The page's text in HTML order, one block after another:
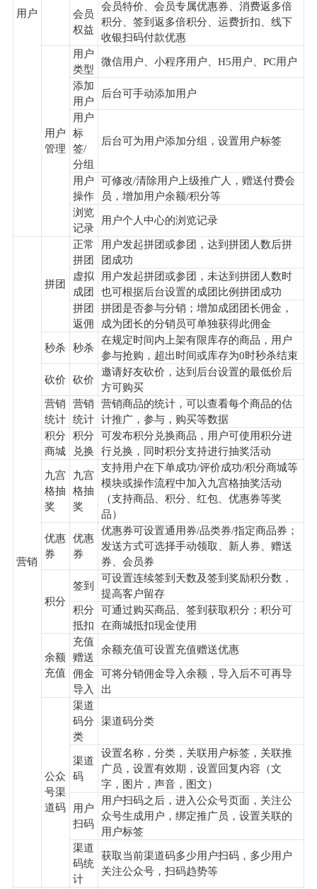
用户
会员
权益
会员特价、会员专属优惠券、消费返多倍
积分、签到返多倍积分、运费折扣、线下
收银扫码付款优惠
用户
管理
用户
类型
微信用户、小程序用户、H5用户、PC用户
添加
用户
后台可手动添加用户
用户
标
签/
分组
后台可为用户添加分组，设置用户标签
用户
操作
可修改/清除用户上级推广人，赠送付费会
员，增加用户余额/积分等
浏览
记录
用户个人中心的浏览记录
营销
拼团
正常
拼团
用户发起拼团或参团，达到拼团人数后拼
团成功
虚拟
成团
用户发起拼团或参团，未达到拼团人数时
也可根据后台设置的成团比例拼团成功
拼团
返佣
拼团是否参与分销；增加成团团长佣金，
成为团长的分销员可单独获得此佣金
秒杀 秒杀
在规定时间内上架有限库存的商品，用户
参与抢购，超出时间或库存为0时秒杀结束
砍价 砍价
邀请好友砍价，达到后台设置的最低价后
方可购买
营销
统计
营销
统计
营销商品的统计，可以查看每个商品的估
计推广，参与，购买等数据
积分
商城
积分
兑换
可发布积分兑换商品，用户可使用积分进
行兑换，同时积分支持进行抽奖活动
九宫
格抽
奖
九宫
格抽
奖
支持用户在下单成功/评价成功/积分商城等
模块或操作流程中加入九宫格抽奖活动
（支持商品、积分、红包、优惠券等奖
品）
优惠
券
优惠
券
优惠券可设置通用券/品类券/指定商品券；
发送方式可选择手动领取、新人券、赠送
券、会员券
积分
签到
可设置连续签到天数及签到奖励积分数，
提高客户留存
积分
抵扣
可通过购买商品、签到获取积分；积分可
在商城抵扣现金使用
余额
充值
充值
赠送
余额充值可设置充值赠送优惠
佣金
导入
可将分销佣金导入余额，导入后不可再导
出
公众
号渠
道码
渠道
码分
类
渠道码分类
渠道
码
设置名称，分类，关联用户标签，关联推
广员，设置有效期，设置回复内容（文
字，图片，声音，图文）
用户
扫码
用户扫码之后，进入公众号页面，关注公
众号生成用户，绑定推广员，设置关联的
用户标签
渠道
码统
计
获取当前渠道码多少用户扫码，多少用户
关注公众号，扫码趋势等